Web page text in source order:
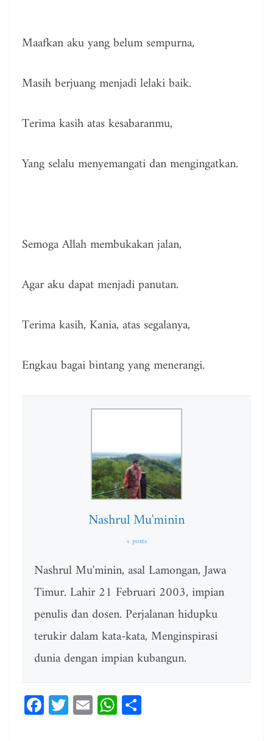
Maafkan aku yang belum sempurna,
Masih berjuang menjadi lelaki baik.
Terima kasih atas kesabaranmu,
Yang selalu menyemangati dan mengingatkan.
Semoga Allah membukakan jalan,
Agar aku dapat menjadi panutan.
Terima kasih, Kania, atas segalanya,
Engkau bagai bintang yang menerangi.
Nashrul Mu'minin
+ posts
Nashrul Mu'minin, asal Lamongan, Jawa
Timur. Lahir 21 Februari 2003, impian
penulis dan dosen. Perjalanan hidupku
terukir dalam kata-kata, Menginspirasi
dunia dengan impian kubangun.
Fa
ce
T
wi
E
m
W
ha